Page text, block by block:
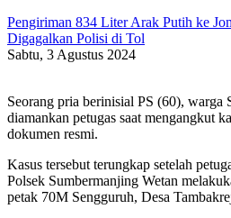
Pengiriman 834 Liter Arak Putih ke
Digagalkan Polisi di Tol
Sabtu, 3 Agustus 2024
Seorang pria berinisial PS (60), warga
diamankan petugas saat mengangkut
dokumen resmi.
Kasus tersebut terungkap setelah
Polsek Sumbermanjing Wetan
petak 70M Sengguruh, Desa